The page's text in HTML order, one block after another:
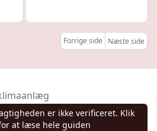
Forrige side Næste side
er ikke verificeret. Klik
at læse hele guiden